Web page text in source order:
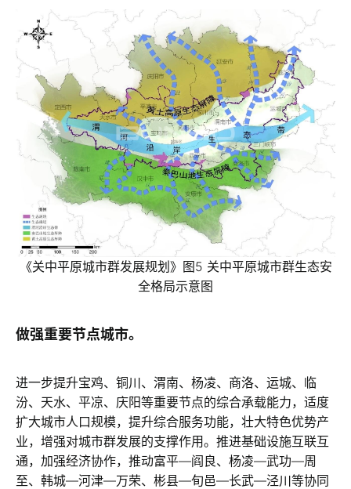
《关中平原城市群发展规划》图5 关中平原城市群生态安
全格局示意图
做强重要节点城市。
进一步提升宝鸡、铜川、渭南、杨凌、商洛、运城、临
汾、天水、平凉、庆阳等重要节点的综合承载能力，适度
扩大城市人口规模，提升综合服务功能，壮大特色优势产
业，增强对城市群发展的支撑作用。推进基础设施互联互
通，加强经济协作，推动富平—阎良、杨凌—武功—周
至、韩城—河津—万荣、彬县—旬邑—长武—泾川等协同